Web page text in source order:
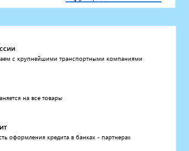
оборудование
SPA оборудование
для визажистов
для нейл-бара
с крупнейшими транспортными компаниями
на все товары
оформления кредита в банках - партнерах